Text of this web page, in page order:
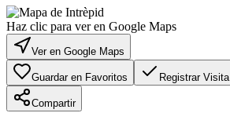
Haz clic para ver en Google Maps
Ver en Google Maps
Guardar en Favoritos Registrar Visita
Compartir